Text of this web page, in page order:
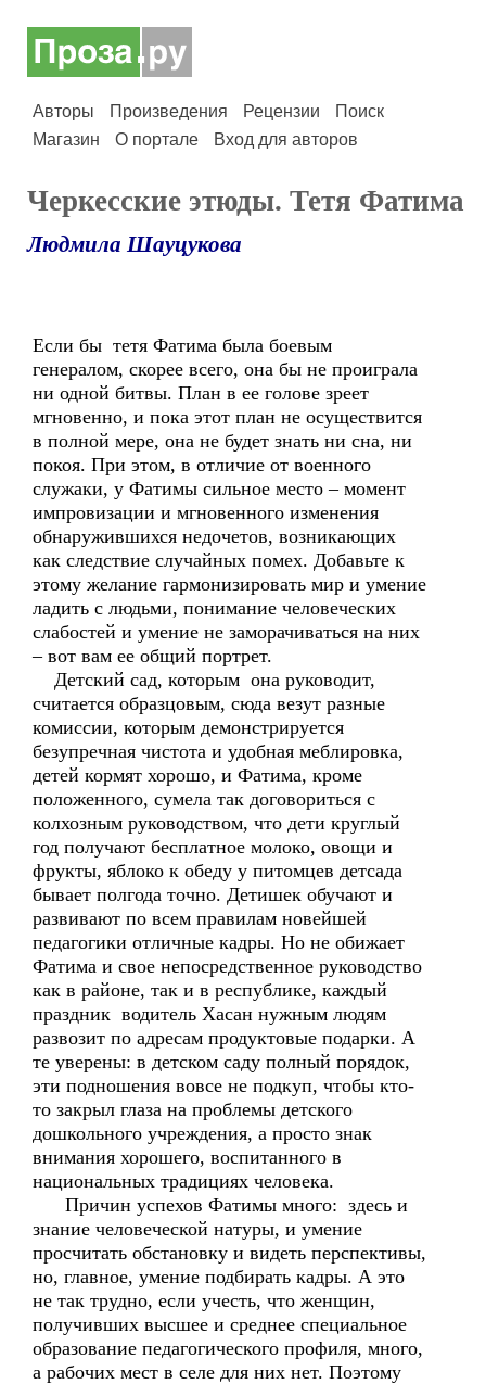
Авторы Произведения Рецензии
Поиск
Магазин
О портале Вход для авторов
Черкесские этюды. Тетя Фатима
Людмила Шауцукова
Если бы тетя Фатима была боевым
генералом, скорее всего, она бы не проиграла
ни одной битвы. План в ее голове зреет
мгновенно, и пока этот план не осуществится
в полной мере, она не будет знать ни сна, ни
покоя. При этом, в отличие от военного
служаки, у Фатимы сильное место – момент
импровизации и мгновенного изменения
обнаружившихся недочетов, возникающих
как следствие случайных помех. Добавьте к
этому желание гармонизировать мир и умение
ладить с людьми, понимание человеческих
слабостей и умение не заморачиваться на них
– вот вам ее общий портрет.
Детский сад, которым она руководит,
считается образцовым, сюда везут разные
комиссии, которым демонстрируется
безупречная чистота и удобная меблировка,
детей кормят хорошо, и Фатима, кроме
положенного, сумела так договориться с
колхозным руководством, что дети круглый
год получают бесплатное молоко, овощи и
фрукты, яблоко к обеду у питомцев детсада
бывает полгода точно. Детишек обучают и
развивают по всем правилам новейшей
педагогики отличные кадры. Но не обижает
Фатима и свое непосредственное руководство
как в районе, так и в республике, каждый
праздник водитель Хасан нужным людям
развозит по адресам продуктовые подарки. А
те уверены: в детском саду полный порядок,
эти подношения вовсе не подкуп, чтобы кто-
то закрыл глаза на проблемы детского
дошкольного учреждения, а просто знак
внимания хорошего, воспитанного в
национальных традициях человека.
Причин успехов Фатимы много: здесь и
знание человеческой натуры, и умение
просчитать обстановку и видеть перспективы,
но, главное, умение подбирать кадры. А это
не так трудно, если учесть, что женщин,
получивших высшее и среднее специальное
образование педагогического профиля, много,
а рабочих мест в селе для них нет. Поэтому